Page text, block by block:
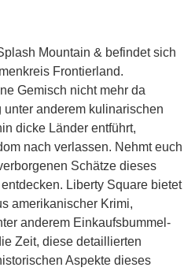
Mountain & befindet sich
Frontierland.
Gemisch nicht mehr da
anderem kulinarischen
dicke Länder entführt,
nach verlassen. Nehmt euch
Schätze dieses
Liberty Square bietet
amerikanischer Krimi,
anderem Einkaufsbummel-
Zeit, diese detaillierten
Aspekte dieses